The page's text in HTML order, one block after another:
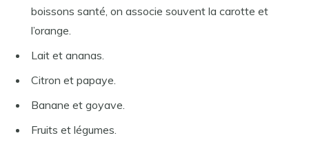
boissons santé, on associe souvent la carotte et
l’orange.
Lait et ananas.
Citron et papaye.
Banane et goyave.
Fruits et légumes.